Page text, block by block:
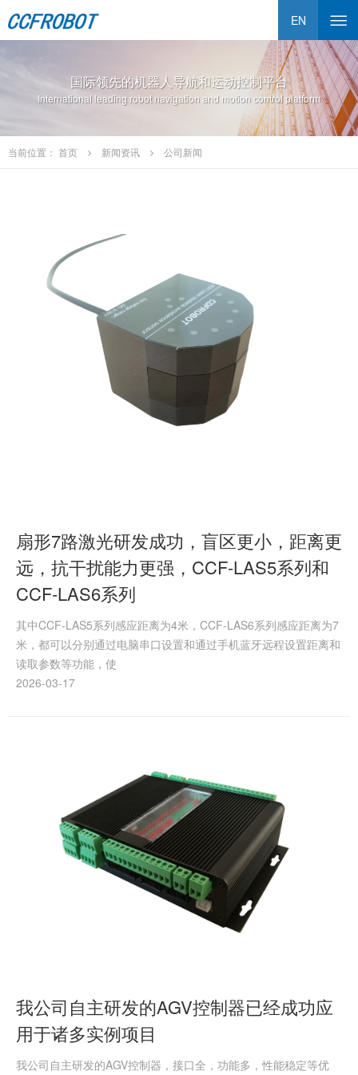
EN
国际领先的机器人导航和运动控制平台
International leading robot navigation and motion control platform
当前位置： 首页 新闻资讯 公司新闻
扇形7路激光研发成功，盲区更小，距离更
远，抗干扰能力更强，CCF-LAS5系列和
CCF-LAS6系列
其中CCF-LAS5系列感应距离为4米，CCF-LAS6系列感应距离为7
米，都可以分别通过电脑串口设置和通过手机蓝牙远程设置距离和
读取参数等功能，使
2026-03-17
我公司自主研发的AGV控制器已经成功应
用于诸多实例项目
我公司自主研发的AGV控制器，接口全，功能多，性能稳定等优